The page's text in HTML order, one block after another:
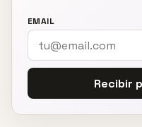
EMAIL
Recibir